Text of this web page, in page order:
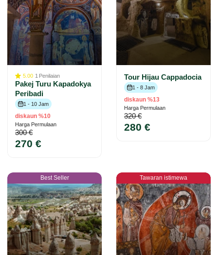
5.00 1 Penilaian
Pakej Turu Kapadokya
Peribadi
1 - 10 Jam
diskaun %10
Harga Permulaan
300 €
270 €
Tour Hijau Cappadocia
1 - 8 Jam
diskaun %13
Harga Permulaan
320 €
280 €
Best Seller Tawaran istimewa